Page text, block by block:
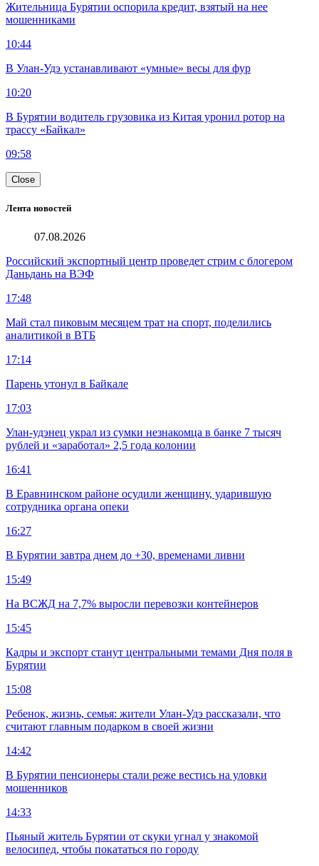
Жительница Бурятии оспорила кредит, взятый на нее
мошенниками
10:44
В Улан-Удэ устанавливают «умные» весы для фур
10:20
В Бурятии водитель грузовика из Китая уронил ротор на
трассу «Байкал»
09:58
Close
Лента новостей
07.08.2026
Российский экспортный центр проведет стрим с блогером
Даньдань на ВЭФ
17:48
Май стал пиковым месяцем трат на спорт, поделились
аналитикой в ВТБ
17:14
Парень утонул в Байкале
17:03
Улан-удэнец украл из сумки незнакомца в банке 7 тысяч
рублей и «заработал» 2,5 года колонии
16:41
В Еравнинском районе осудили женщину, ударившую
сотрудника органа опеки
16:27
В Бурятии завтра днем до +30, временами ливни
15:49
На ВСЖД на 7,7% выросли перевозки контейнеров
15:45
Кадры и экспорт станут центральными темами Дня поля в
Бурятии
15:08
Ребенок, жизнь, семья: жители Улан-Удэ рассказали, что
считают главным подарком в своей жизни
14:42
В Бурятии пенсионеры стали реже вестись на уловки
мошенников
14:33
Пьяный житель Бурятии от скуки угнал у знакомой
велосипед, чтобы покататься по городу